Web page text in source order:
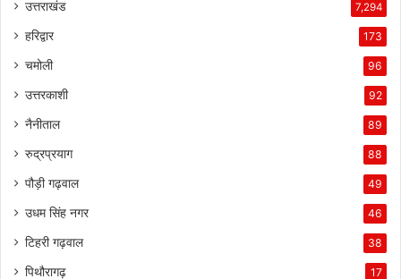
उत्तराखंड 7,294
हरिद्वार 173
चमोली 96
उत्तरकाशी 92
नैनीताल 89
रुद्रप्रयाग 88
पौड़ी गढ़वाल 49
उधम सिंह नगर 46
टिहरी गढ़वाल 38
पिथौरागढ़ 17